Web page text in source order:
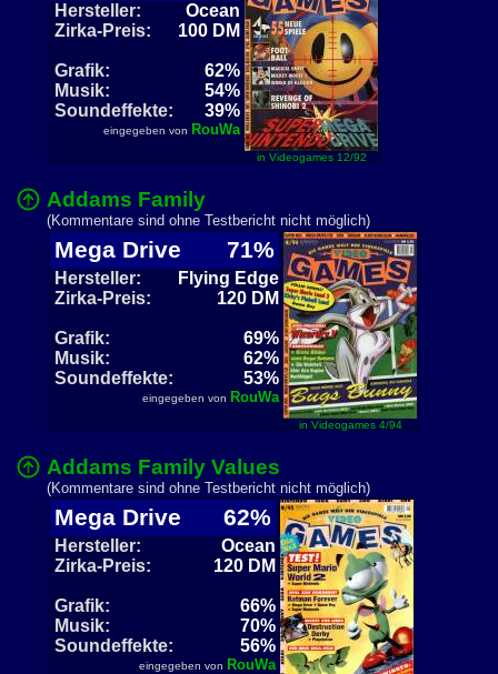
Hersteller:
Ocean
Zirka-Preis:
100 DM
Grafik:
62%
Musik:
54%
Soundeffekte:
39%
eingegeben von RouWa
in Videogames 12/92
Addams Family
(Kommentare sind ohne Testbericht nicht möglich)
Mega Drive 71%
Hersteller:
Flying Edge
Zirka-Preis:
120 DM
Grafik:
69%
Musik:
62%
Soundeffekte:
53%
eingegeben von RouWa
in Videogames 4/94
Addams Family Values
(Kommentare sind ohne Testbericht nicht möglich)
Mega Drive 62%
Hersteller:
Ocean
Zirka-Preis:
120 DM
Grafik:
66%
Musik:
70%
Soundeffekte:
56%
eingegeben von RouWa